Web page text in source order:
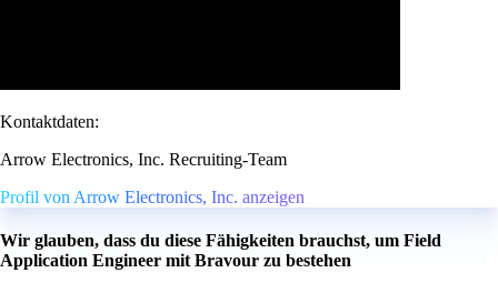
Kontaktdaten:
Arrow Electronics, Inc. Recruiting-Team
Profil von Arrow Electronics, Inc. anzeigen
Wir glauben, dass du diese Fähigkeiten brauchst, um Field
Application Engineer mit Bravour zu bestehen